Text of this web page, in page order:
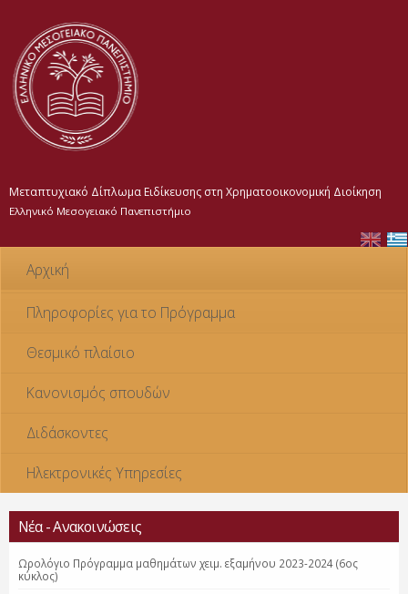
Μεταπτυχιακό Δίπλωμα Ειδίκευσης στη Χρηματοοικονομική Διοίκηση
Ελληνικό Μεσογειακό Πανεπιστήμιο
Αρχική
Πληροφορίες για το Πρόγραμμα
Θεσμικό πλαίσιο
Κανονισμός σπουδών
Διδάσκοντες
Ηλεκτρονικές Υπηρεσίες
Νέα - Ανακοινώσεις
Ωρολόγιο Πρόγραμμα μαθημάτων χειμ. εξαμήνου 2023-2024 (6ος
κύκλος)